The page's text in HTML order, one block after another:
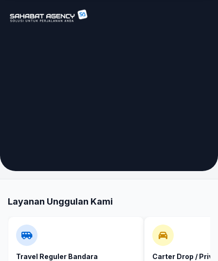
Layanan Unggulan Kami
Travel Reguler Bandara Carter Drop /